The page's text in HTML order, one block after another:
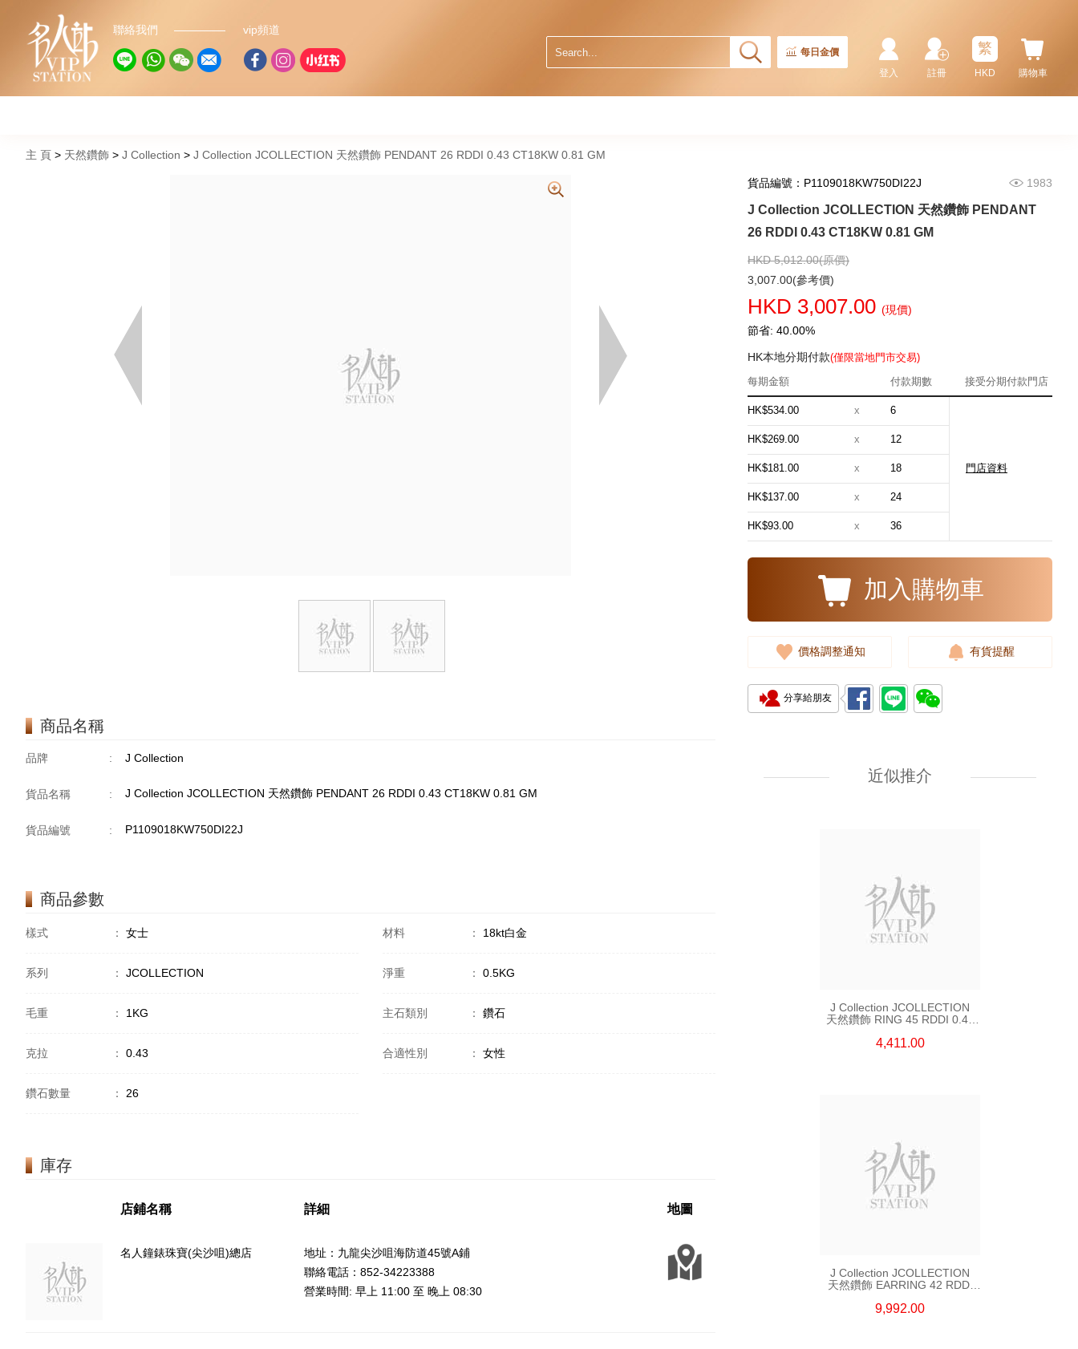
聯絡我們 vip頻道
每日金價
購物車
繁
HKD
註冊
登入
主 頁 天然鑽飾 J Collection J Collection JCOLLECTION 天然鑽飾 PENDANT 26 RDDI 0.43 CT18KW 0.81 GM
商品名稱
品牌 : J Collection
貨品名稱 : J Collection JCOLLECTION 天然鑽飾 PENDANT 26 RDDI 0.43 CT18KW 0.81 GM
貨品編號 : P1109018KW750DI22J
商品參數
樣式 ： 女士 材料 ： 18kt白金
系列 ： JCOLLECTION 淨重 ： 0.5KG
毛重 ： 1KG 主石類別 ： 鑽石
克拉 ： 0.43 合適性別 ： 女性
鑽石數量 ： 26
庫存
店鋪名稱 詳細 地圖
名人鐘錶珠寶(尖沙咀)總店
地址：九龍尖沙咀海防道45號A鋪
聯絡電話：852-34223388
營業時間: 早上 11:00 至 晚上 08:30
貨品編號：P1109018KW750DI22J 1983
J Collection JCOLLECTION 天然鑽飾 PENDANT
26 RDDI 0.43 CT18KW 0.81 GM
HKD 5,012.00(原價)
3,007.00(參考價)
HKD 3,007.00 (現價)
節省: 40.00%
HK本地分期付款(僅限當地門市交易)
每期金額
付款期數 接受分期付款門店
HK$534.00 x 6
門店資料
HK$269.00 x 12
HK$181.00 x 18
HK$137.00 x 24
HK$93.00 x 36
加入購物車
價格調整通知 有貨提醒
分享給朋友
近似推介
J Collection JCOLLECTION
天然鑽飾 NECKLACE
W/DIAMOND 1 RDDI 0.10
J Collection JCOLLECTION
RDDI 0.32 CT18KR 2.14 GM
(EU52)
3,545.00
18KW 4.50 GM (Head 6.5mm)
3,764.00
J Collection JCOLLECTION
天然鑽飾 RING 45 RDDI 0.48
4,411.00
J Collection JCOLLECTION
天然鑽飾 EARRING 42 RDDI
9,992.00